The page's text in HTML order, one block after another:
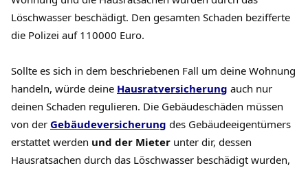
Löschwasser beschädigt. Den gesamten Schaden bezifferte
die Polizei auf 110000 Euro.
Sollte es sich in dem beschriebenen Fall um deine Wohnung
handeln, würde deine Hausratversicherung auch nur
deinen Schaden regulieren. Die Gebäudeschäden müssen
von der Gebäudeversicherung des Gebäudeeigentümers
erstattet werden und der Mieter unter dir, dessen
Hausratsachen durch das Löschwasser beschädigt wurden,